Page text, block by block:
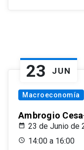
23 JUN
Macroeconomía
Ambrogio
23 de Junio de
14:00 a 16:00